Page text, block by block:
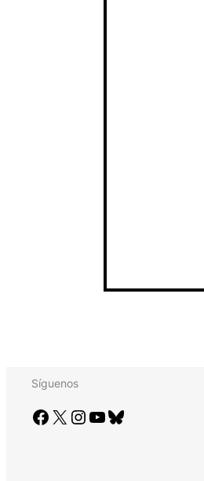
Síguenos
Facebook X Instagram YouTube Bluesky